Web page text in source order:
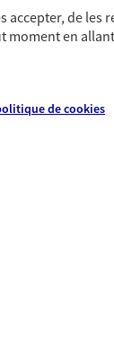
Préservez
maladie en
temporaire
accepter, de les
moment en
decookies